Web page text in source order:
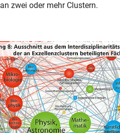
an zwei oder mehr Clustern.